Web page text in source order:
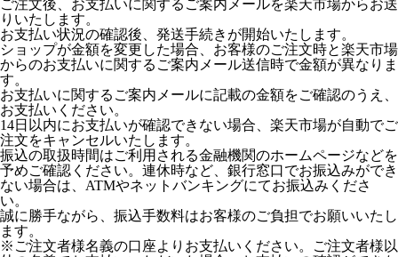
ご注文後、お支払いに関するご案内メールを楽天市場からお送
りいたします。
お支払い状況の確認後、発送手続きが開始いたします。
ショップが金額を変更した場合、お客様のご注文時と楽天市場
からのお支払いに関するご案内メール送信時で金額が異なりま
す。
お支払いに関するご案内メールに記載の金額をご確認のうえ、
お支払いください。
14日以内にお支払いが確認できない場合、楽天市場が自動でご
注文をキャンセルいたします。
振込の取扱時間はご利用される金融機関のホームページなどを
予めご確認ください。連休時など、銀行窓口でお振込みができ
ない場合は、ATMやネットバンキングにてお振込みくださ
い。
誠に勝手ながら、振込手数料はお客様のご負担でお願いいたし
ます。
※ご注文者様名義の口座よりお支払いください。ご注文者様以